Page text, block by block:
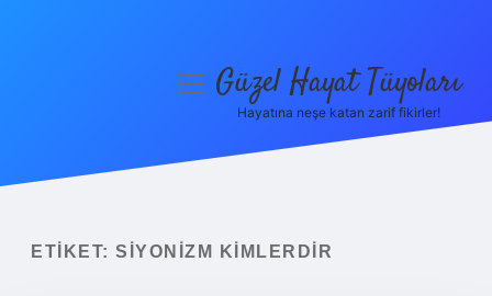
Yasal Uyarı
menüyüGüzel Hayat Tüyoları
Hayatına neşe katan zarif fikirler!
ETIKET: SIYONIZM KIMLERDIR